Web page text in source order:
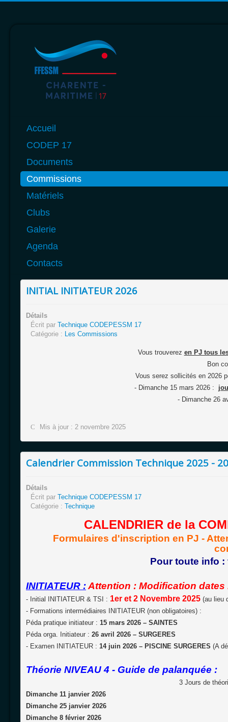
Accueil
CODEP 17
Documents
Commissions
Matériels
Clubs
Galerie
Agenda
Contacts
INITIAL INITIATEUR 2026
Détails
Écrit par Technique CODEPESSM 17
Catégorie : Les Commissions
Vous trouverez en PJ tous
Bon
Vous serez sollicités en 2026
- Dimanche 15 mars 2026 :
- Dimanche 26
Mis à jour : 2 novembre 2025
Calendrier Commission Technique 2025 -
Détails
Écrit par Technique CODEPESSM 17
Catégorie : Technique
CALENDRIER de la
Formulaires d'inscription en PJ -
Pour toute info :
INITIATEUR :Attention : Modification dates
- Initial INITIATEUR & TSI : 1er et 2 Novembre 2025 (au lieu
- Formations intermédiaires INITIATEUR (non obligatoires) :
Péda pratique initiateur : 15 mars 2026 – SAINTES
Péda orga. Initiateur : 26 avril 2026 – SURGERES
- Examen INITIATEUR : 14 juin 2026 – PISCINE SURGERES (A
Théorie NIVEAU 4 - Guide de palanquée :
3 Jours de
Dimanche 11 janvier 2026
Dimanche 25 janvier 2026
Dimanche 8 février 2026